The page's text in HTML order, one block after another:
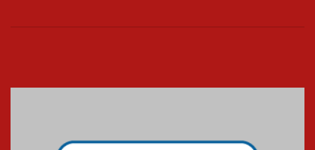
das novas tecnologias em
04.08.2026